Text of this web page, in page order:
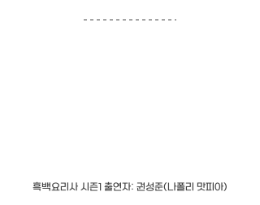
흑백요리사 시즌1 출연자: 권성준(나폴리 맛피아)